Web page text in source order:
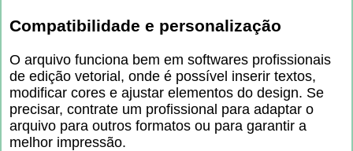
Compatibilidade e personalização
O arquivo funciona bem em softwares profissionais
de edição vetorial, onde é possível inserir textos,
modificar cores e ajustar elementos do design. Se
precisar, contrate um profissional para adaptar o
arquivo para outros formatos ou para garantir a
melhor impressão.